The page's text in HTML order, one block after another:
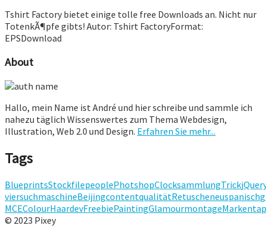
Tshirt Factory bietet einige tolle free Downloads an. Nicht nur
TotenkÃ¶pfe gibts! Autor: Tshirt FactoryFormat:
EPSDownload
About
Hallo, mein Name ist André und hier schreibe und sammle ich
nahezu täglich Wissenswertes zum Thema Webdesign,
Illustration, Web 2.0 und Design. Erfahren Sie mehr...
Tags
BlueprintsStockfilepeoplePhotshopClocksammlungTrick
viersuchmaschineBeijingcontentqualitätRetuscheneuspanisch
MCEColourHaardevFreebiePaintingGlamourmontageMarken
© 2023 Pixey